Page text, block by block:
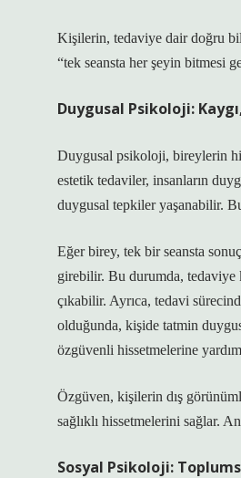
Kişilerin, tedaviye dair doğru
“tek seansta her şeyin bitmesi
Duygusal Psikoloji:
Duygusal psikoloji, bireylerin
estetik tedaviler, insanların
duygusal tepkiler yaşanabilir.
Eğer birey, tek bir seansta
girebilir. Bu durumda, tedaviye
çıkabilir. Ayrıca, tedavi
olduğunda, kişide tatmin
özgüvenli hissetmelerine
Özgüven, kişilerin dış
sağlıklı hissetmelerini sağlar.
Sosyal Psikoloji: